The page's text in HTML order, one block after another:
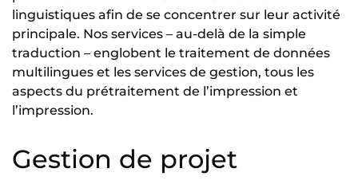
linguistiques afin de se concentrer sur leur activité
principale. Nos services – au-delà de la simple
traduction – englobent le traitement de données
multilingues et les services de gestion, tous les
aspects du prétraitement de l’impression et
l’impression.
Gestion de projet